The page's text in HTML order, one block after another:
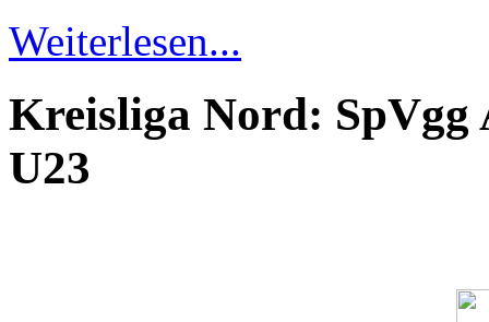
Weiterlesen...
Kreisliga Nord:
U23